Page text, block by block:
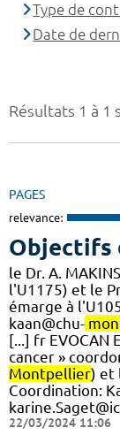
Résultats 1 à 1
PAGES
relevance:
Objectifs
le Dr. A.
l'U1175) et le
émarge à
kaan@chu-
[...] fr EVOCAN
cancer »
Montpellier) et
Coordination:
22/03/2024 11:06
Type de
Date de